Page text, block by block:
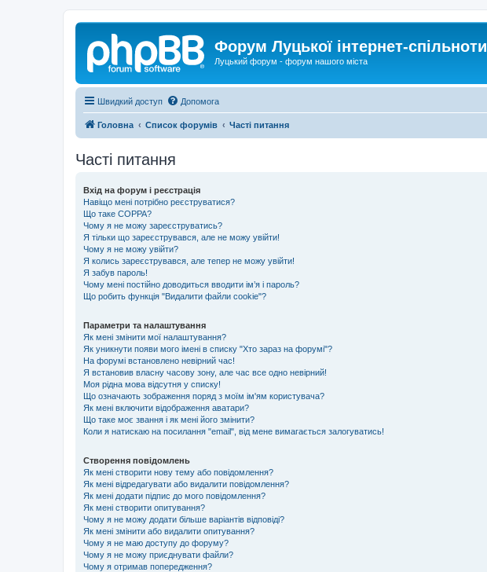
Форум Луцької інтернет-спільноти
Луцький форум - форум нашого міста
Швидкий доступ Допомога
Головна Список форумів Часті питання
Часті питання
Вхід на форум і реєстрація
Навіщо мені потрібно реєструватися?
Що таке COPPA?
Чому я не можу зареєструватись?
Я тільки що зареєструвався, але не можу увійти!
Чому я не можу увійти?
Я колись зареєструвався, але тепер не можу увійти!
Я забув пароль!
Чому мені постійно доводиться вводити ім’я і пароль?
Що робить функція "Видалити файли cookie"?
Параметри та налаштування
Як мені змінити мої налаштування?
Як уникнути появи мого імені в списку "Хто зараз на форумі"?
На форумі встановлено невірний час!
Я встановив власну часову зону, але час все одно невірний!
Моя рідна мова відсутня у списку!
Що означають зображення поряд з моїм ім'ям користувача?
Як мені включити відображення аватари?
Що таке моє звання і як мені його змінити?
Коли я натискаю на посилання "email", від мене вимагається залогуватись!
Створення повідомлень
Як мені створити нову тему або повідомлення?
Як мені відредагувати або видалити повідомлення?
Як мені додати підпис до мого повідомлення?
Як мені створити опитування?
Чому я не можу додати більше варіантів відповіді?
Як мені змінити або видалити опитування?
Чому я не маю доступу до форуму?
Чому я не можу приєднувати файли?
Чому я отримав попередження?